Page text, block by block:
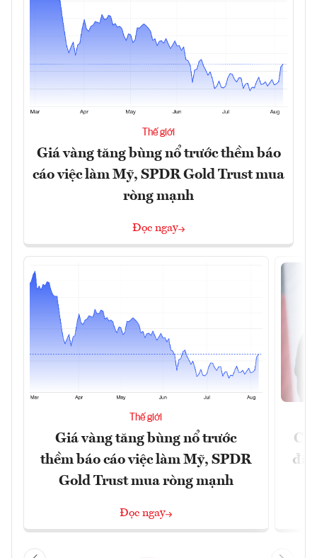
Thế giới
Giá vàng tăng bùng nổ trước thềm báo
cáo việc làm Mỹ, SPDR Gold Trust mua
ròng mạnh
Đọc ngay
Thế giới
Giá vàng tăng bùng nổ trước
thềm báo cáo việc làm Mỹ, SPDR
Gold Trust mua ròng mạnh
Đọc ngay
đã